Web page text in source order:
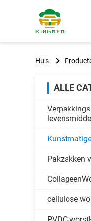
Huis
ALLE
Pakzakken
cellulose